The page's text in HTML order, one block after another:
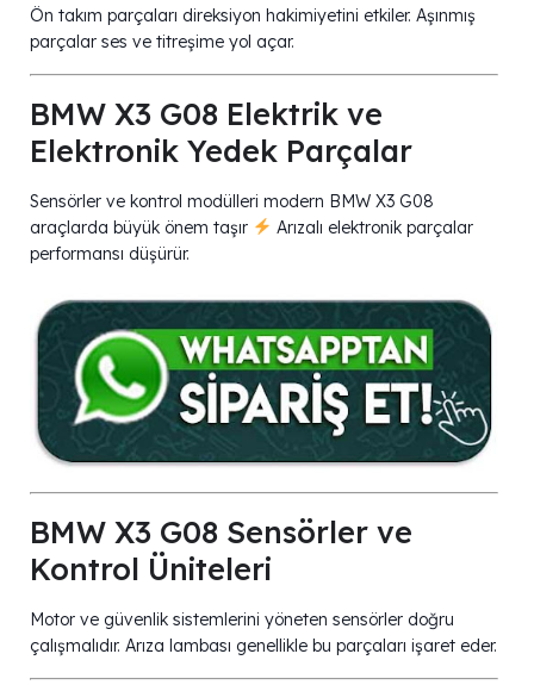
Ön takım parçaları direksiyon hakimiyetini etkiler. Aşınmış
parçalar ses ve titreşime yol açar.
BMW X3 G08 Elektrik ve
Elektronik Yedek Parçalar
Sensörler ve kontrol modülleri modern BMW X3 G08
araçlarda büyük önem taşır
Arızalı elektronik parçalar
performansı düşürür.
BMW X3 G08 Sensörler ve
Kontrol Üniteleri
Motor ve güvenlik sistemlerini yöneten sensörler doğru
çalışmalıdır. Arıza lambası genellikle bu parçaları işaret eder.